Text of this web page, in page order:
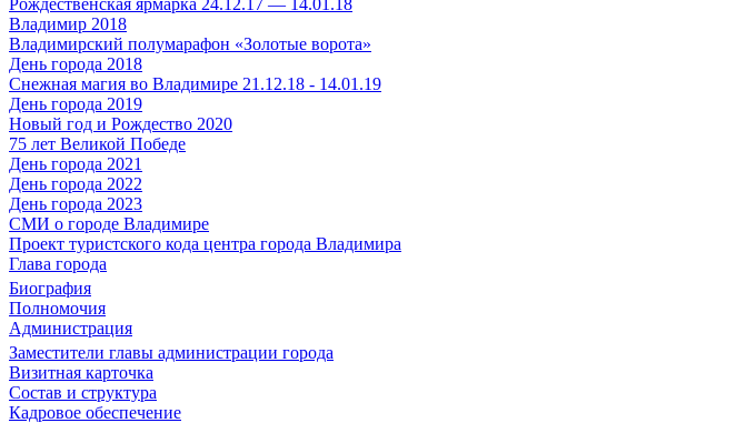
Рождественская ярмарка 24.12.17 — 14.01.18
Владимир 2018
Владимирский полумарафон «Золотые ворота»
День города 2018
Снежная магия во Владимире 21.12.18 - 14.01.19
День города 2019
Новый год и Рождество 2020
75 лет Великой Победе
День города 2021
День города 2022
День города 2023
СМИ о городе Владимире
Проект туристского кода центра города Владимира
Глава города
Биография
Полномочия
Администрация
Заместители главы администрации города
Визитная карточка
Состав и структура
Кадровое обеспечение